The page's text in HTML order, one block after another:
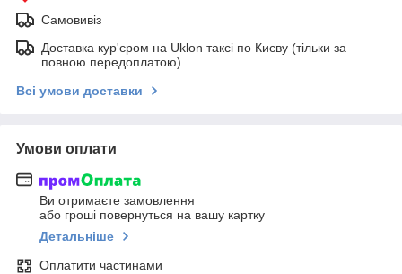
Самовивіз
Доставка кур'єром на Uklon таксі по Києву (тільки за
повною передоплатою)
Всі умови доставки
Умови оплати
Ви отримаєте замовлення
або гроші повернуться на вашу картку
Детальніше
Оплатити частинами